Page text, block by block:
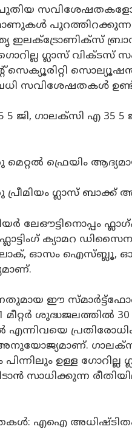
പുതിയ
ഇലക്ട്രോണിക്സ്
ഗ്ലാസ്
സെക്യൂരിറ്റി
സവിശേഷതകൾ
ജി, ഗാലക്‌സി എ 35
മെറ്റൽ ഫ്രെയിം
പ്രീമിയം ഗ്ലാസ് ബാക്ക്
ക്യാമറ
ഓസം ഐസ്ബ്ലൂ, ഓസം
ഈ
ശുദ്ധജലത്തിൽ 30
ഗാലക്‌സി
ഉള്ള ഗോറില്ല
സാധിക്കുന്ന
എഐ